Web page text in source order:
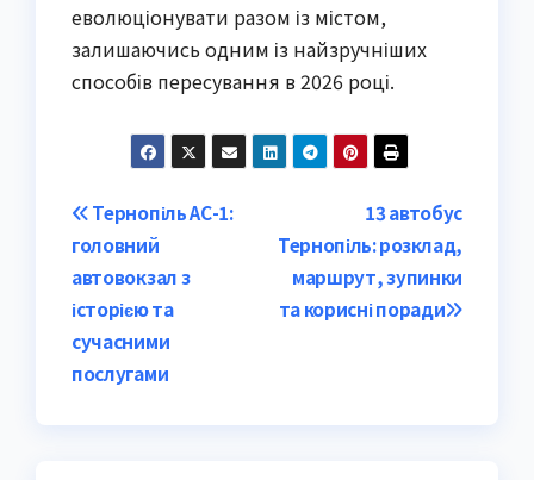
еволюціонувати разом із містом,
залишаючись одним із найзручніших
способів пересування в 2026 році.
Post
navigation
13 автобус
Тернопіль: розклад,
маршрут, зупинки
та корисні поради
Тернопіль АС-1:
головний
автовокзал з
історією та
сучасними
послугами